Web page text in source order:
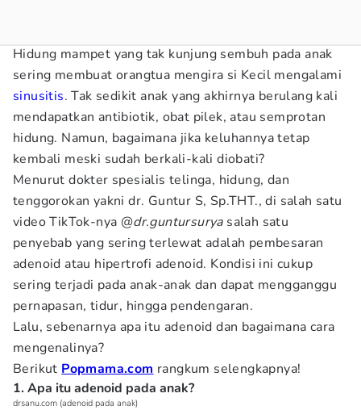
Hidung mampet yang tak kunjung sembuh pada anak
sering membuat orangtua mengira si Kecil mengalami
sinusitis. Tak sedikit anak yang akhirnya berulang kali
mendapatkan antibiotik, obat pilek, atau semprotan
hidung. Namun, bagaimana jika keluhannya tetap
kembali meski sudah berkali-kali diobati?
Menurut dokter spesialis telinga, hidung, dan
tenggorokan yakni dr. Guntur S, Sp.THT., di salah satu
video TikTok-nya @dr.guntursuryasalah satu
penyebab yang sering terlewat adalah pembesaran
adenoid atau hipertrofi adenoid. Kondisi ini cukup
sering terjadi pada anak-anak dan dapat mengganggu
pernapasan, tidur, hingga pendengaran.
Lalu, sebenarnya apa itu adenoid dan bagaimana cara
mengenalinya?
Berikut Popmama.com rangkum selengkapnya!
1. Apa itu adenoid pada anak?
drsanu.com (adenoid pada anak)